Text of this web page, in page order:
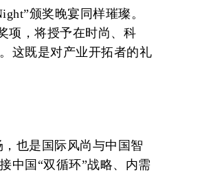
颁奖晚宴同样璀璨。
项，将授予在时尚、科
这既是对产业开拓者的礼
也是国际风尚与中国智
中国“双循环”战略、内需